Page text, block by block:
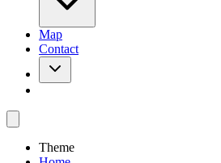
Map
Contact
Theme